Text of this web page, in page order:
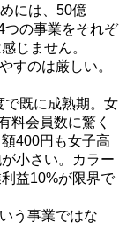
には、50億
の事業をそれぞ
じません。
すのは厳しい。
で既に成熟期。女
料会員数に驚く
400円も女子高
小さい。カラー
益10%が限界で
う事業ではな